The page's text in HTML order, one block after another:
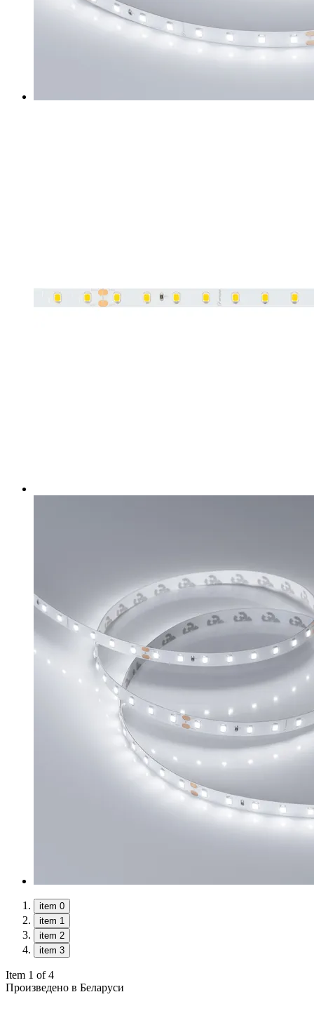
item 0
item 1
item 2
item 3
Item 1 of 4
Произведено в Беларуси